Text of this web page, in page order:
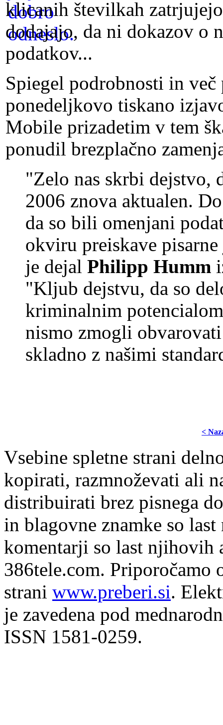
klicanih številkah
dodajajo, da ni dokazov o
podatkov...
Spiegel podrobnosti in
ponedeljkovo tiskano
Mobile prizadetim v tem
ponudil brezplačno
"Zelo nas skrbi dejstvo,
2006 znova aktualen.
da so bili omenjani
okviru preiskave
je dejal Philipp Humm
"Kljub dejstvu, da so
kriminalnim
nismo zmogli
skladno z našimi
<
Vsebine spletne strani
kopirati, razmnoževati ali
distribuirati brez pisnega
in blagovne znamke so
komentarji so last njihovih
386tele.com. Priporočamo
strani www.preberi.si.
je zavedena pod
ISSN 1581-0259.